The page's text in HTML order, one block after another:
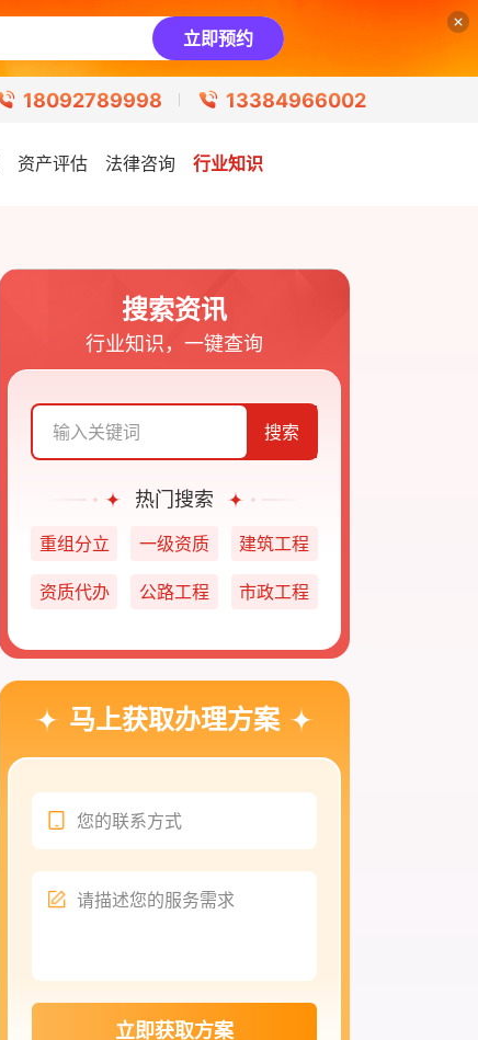
立即预约
18092789998 13384966002
资产评估 法律咨询 行业知识
搜索资讯
行业知识，一键查询
搜索
热门搜索
重组分立 一级资质 建筑工程
资质代办 公路工程 市政工程
马上获取办理方案
立即获取方案